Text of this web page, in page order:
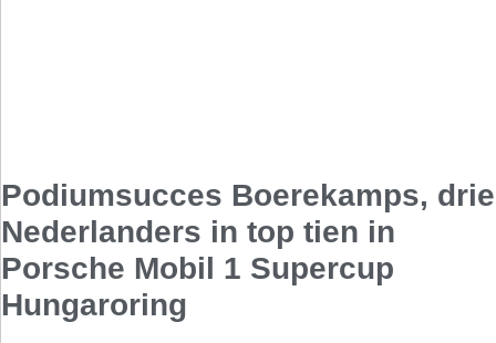
Podiumsucces Boerekamps, drie
Nederlanders in top tien in
Porsche Mobil 1 Supercup
Hungaroring